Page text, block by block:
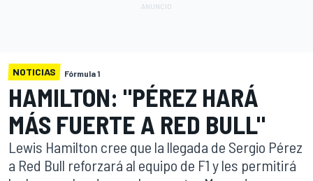
NOTICIAS Fórmula 1
HAMILTON: "PÉREZ HARÁ
MÁS FUERTE A RED BULL"
Lewis Hamilton cree que la llegada de Sergio Pérez
a Red Bull reforzará al equipo de F1 y les permitirá